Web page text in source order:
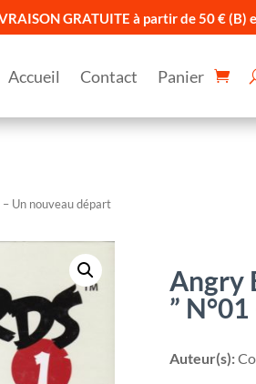
GRATUITE à partir de 50 € (B)
Accueil Contact Panier
Un nouveau départ
Angry
”
Auteur(s):